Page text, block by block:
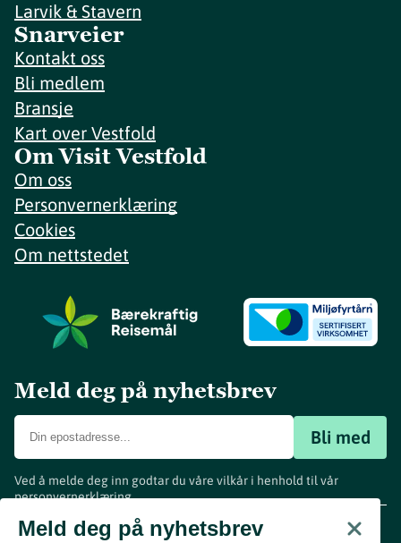
Larvik & Stavern
Snarveier
Kontakt oss
Bli medlem
Bransje
Kart over Vestfold
Om Visit Vestfold
Om oss
Personvernerklæring
Cookies
Om nettstedet
Meld deg på nyhetsbrev
Bli med
Ved å melde deg inn godtar du våre vilkår i henhold til vår
personvernerklæring.
Meld deg på nyhetsbrev
www.visitvestfold.com